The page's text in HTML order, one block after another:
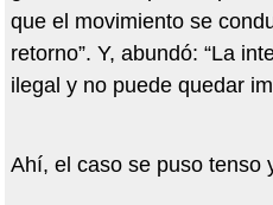
que el movimiento se
retorno”. Y, abundó: “La
ilegal y no puede quedar
Ahí, el caso se puso tenso